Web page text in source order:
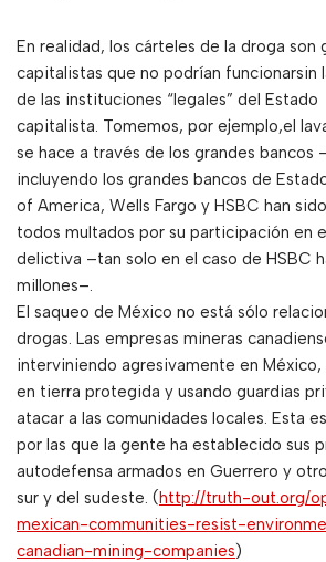
En realidad, los cárteles de la droga son
capitalistas que no podrían funcionarsin
de las instituciones “legales” del Estado
capitalista. Tomemos, por ejemplo,el
se hace a través de los grandes bancos
incluyendo los grandes bancos de
of America, Wells Fargo y HSBC han sido
todos multados por su participación en
delictiva –tan solo en el caso de HSBC
millones–.
El saqueo de México no está sólo
drogas. Las empresas mineras
interviniendo agresivamente en México,
en tierra protegida y usando guardias
atacar a las comunidades locales. Esta
por las que la gente ha establecido sus
autodefensa armados en Guerrero y
sur y del sudeste. (http://truth-out.org/
mexican-communities-resist-
canadian-mining-companies)